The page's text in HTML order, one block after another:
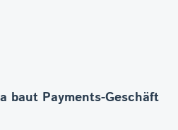
baut Payments-Geschäft